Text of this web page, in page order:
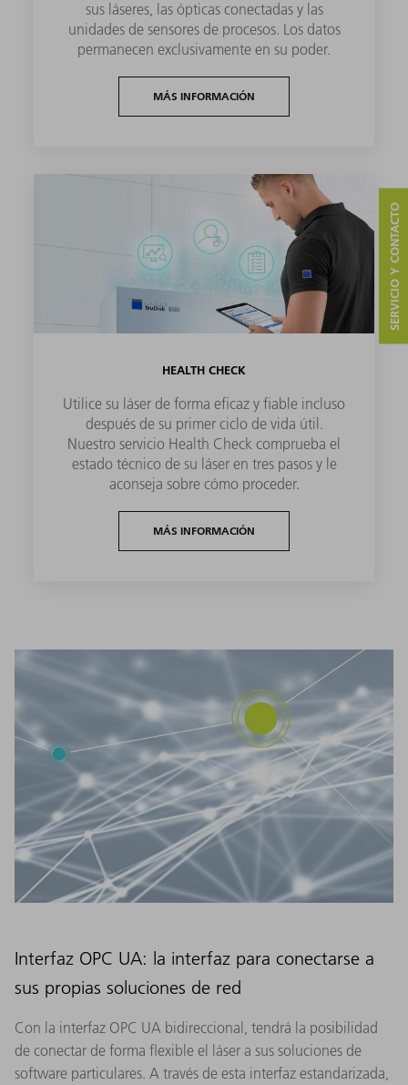
sus láseres, las ópticas conectadas y las
unidades de sensores de procesos. Los datos
permanecen exclusivamente en su poder.
MÁS INFORMACIÓN
HEALTH CHECK
Utilice su láser de forma eficaz y fiable incluso
después de su primer ciclo de vida útil.
Nuestro servicio Health Check comprueba el
estado técnico de su láser en tres pasos y le
aconseja sobre cómo proceder.
MÁS INFORMACIÓN
Interfaz OPC UA: la interfaz para conectarse a
sus propias soluciones de red
Con la interfaz OPC UA bidireccional, tendrá la posibilidad
de conectar de forma flexible el láser a sus soluciones de
software particulares. A través de esta interfaz estandarizada,
SERVICIO Y CONTACTO